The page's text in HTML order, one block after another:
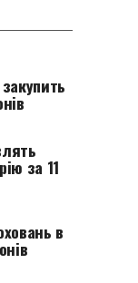
за 11
в